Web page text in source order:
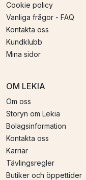
Cookie policy
Vanliga frågor - FAQ
Kontakta oss
Kundklubb
Mina sidor
OM LEKIA
Om oss
Storyn om Lekia
Bolagsinformation
Kontakta oss
Karriär
Tävlingsregler
Butiker och öppettider